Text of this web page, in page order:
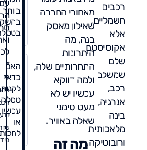
רכבים
חשמליים,
אלא
אקוסיסטם
שלם
שמשלב
רכב,
אנרגיה,
בינה
מלאכותית
ורובוטיקה.
מאחורי החברה
שאילון מאסק
בנה, מה
היתרונות
התחרותיים שלה,
ולמה דווקא
עכשיו יש לא
מעט סימני
שאלה באוויר.
מה זה
ביותר
האם
כדאי
לקנות
טסלה
עכשיו
או
עם
*
גם
יודע